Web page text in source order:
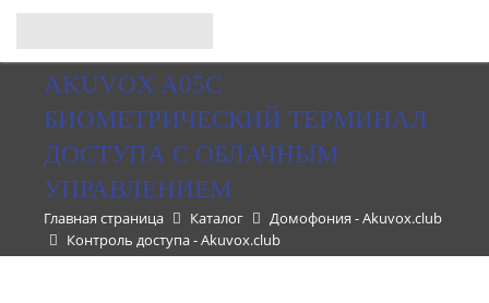
AKUVOX A05C
БИОМЕТРИЧЕСКИЙ ТЕРМИНАЛ
ДОСТУПА С ОБЛАЧНЫМ
УПРАВЛЕНИЕМ
Главная страница Каталог
Домофония - Akuvox.club
Контроль доступа - Akuvox.club